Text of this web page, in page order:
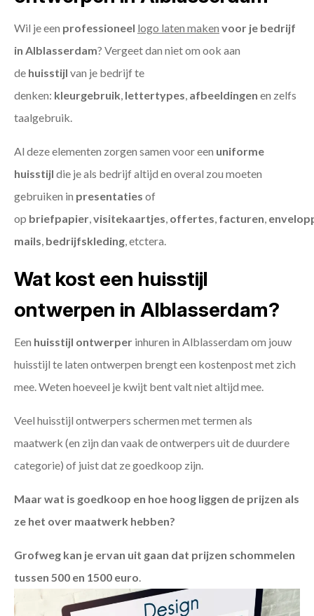
Wil je een professioneel logo laten maken voor je bedrijf
in Alblasserdam? Vergeet dan niet om ook aan
de huisstijl van je bedrijf te
denken: kleurgebruik, lettertypes, afbeeldingen en zelfs
taalgebruik.
Al deze elementen zorgen samen voor een uniforme
huisstijl die je als bedrijf altijd en overal zou moeten
gebruiken in presentaties of
op briefpapier,visitekaartjes, offertes, facturen,
mails, bedrijfskleding, etctera.
Wat kost een huisstijl
ontwerpen in Alblasserdam?
Een huisstijl ontwerper inhuren in Alblasserdam om jouw
huisstijl te laten ontwerpen brengt een kostenpost met zich
mee. Weten hoeveel je kwijt bent valt niet altijd mee.
Veel huisstijl ontwerpers schermen met termen als
maatwerk (en zijn dan vaak de ontwerpers uit de duurdere
categorie) of juist dat ze goedkoop zijn.
Maar wat is goedkoop en hoe hoog liggen de prijzen als
ze het over maatwerk hebben?
Grofweg kan je ervan uit gaan dat prijzen schommelen
tussen 500 en 1500 euro.